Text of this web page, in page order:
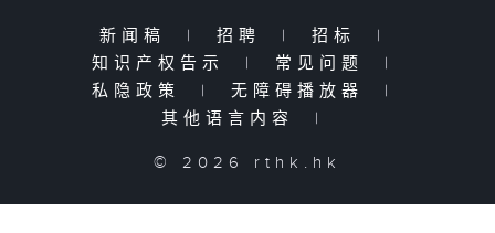
新闻稿 | 招聘 | 招标
|
知识产权告示
| 常见问题
|
私隐政策
| 无障碍播放器
|
其他语言内容
|
© 2026 rthk.hk